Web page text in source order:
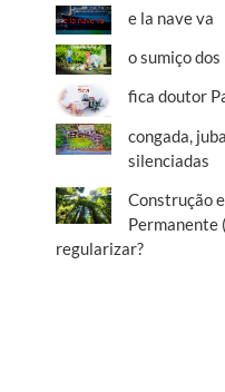
e la nave va
o sumiço
fica doutor
congada,
silenciadas
Construção
Permanente
regularizar?